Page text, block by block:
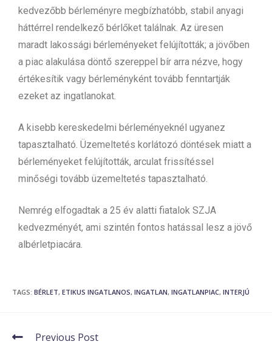
kedvezőbb bérleményre megbízhatóbb, stabil anyagi
háttérrel rendelkező bérlőket találnak. Az üresen
maradt lakossági bérleményeket felújították; a jövőben
a piac alakulása döntő szereppel bír arra nézve, hogy
értékesítik vagy bérleményként tovább fenntartják
ezeket az ingatlanokat.
A kisebb kereskedelmi bérleményeknél ugyanez
tapasztalható. Üzemeltetés korlátozó döntések miatt a
bérleményeket felújították, arculat frissítéssel
minőségi tovább üzemeltetés tapasztalható.
Nemrég elfogadtak a 25 év alatti fiatalok SZJA
kedvezményét, ami szintén fontos hatással lesz a jövő
albérletpiacára.
TAGS: BÉRLET, ETIKUS INGATLANOS, INGATLAN, INGATLANPIAC, INTERJÚ
Previous Post